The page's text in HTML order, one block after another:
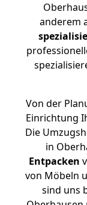
anderem
Von der
Einrichtung
Die
in
Entpacken
von Möbeln
sind uns